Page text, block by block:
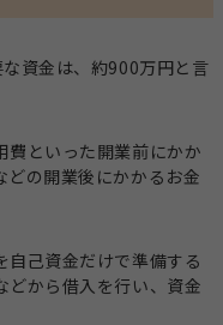
資金は、約900万円と言
費といった開業前にかか
どの開業後にかかるお金
自己資金だけで準備する
どから借入を行い、資金